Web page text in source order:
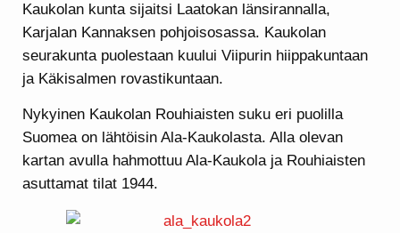
Kaukolan kunta sijaitsi Laatokan länsirannalla,
Karjalan Kannaksen pohjoisosassa. Kaukolan
seurakunta puolestaan kuului Viipurin hiippakuntaan
ja Käkisalmen rovastikuntaan.
Nykyinen Kaukolan Rouhiaisten suku eri puolilla
Suomea on lähtöisin Ala-Kaukolasta. Alla olevan
kartan avulla hahmottuu Ala-Kaukola ja Rouhiaisten
asuttamat tilat 1944.